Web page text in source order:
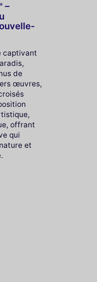
–
captivant
de
œuvres,
offrant
qui
et